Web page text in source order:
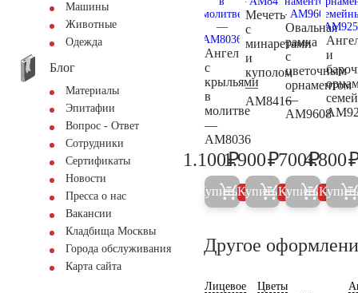
Машины
Животные
Одежда
Блог
Материалы
Эпитафии
Вопрос - Ответ
Сотрудники
Сертификаты
Новости
Пресса о нас
Вакансии
Кладбища Москвы
Города обслуживания
Карта сайта
Ангел
с
крыльями
в
молитве
—
AM8036
1.200
1.100₽
Купить 5%
Мечеть
с
минаретами
и
куполом
—
AM8416
2.000
1.900₽
Купить 5%
Овальная
рамка
с
цветочным
орнаментом
—
AM9608
700
700₽
Купить 5%
и
4.800
Купить
Другое
Лицевое
Цветы